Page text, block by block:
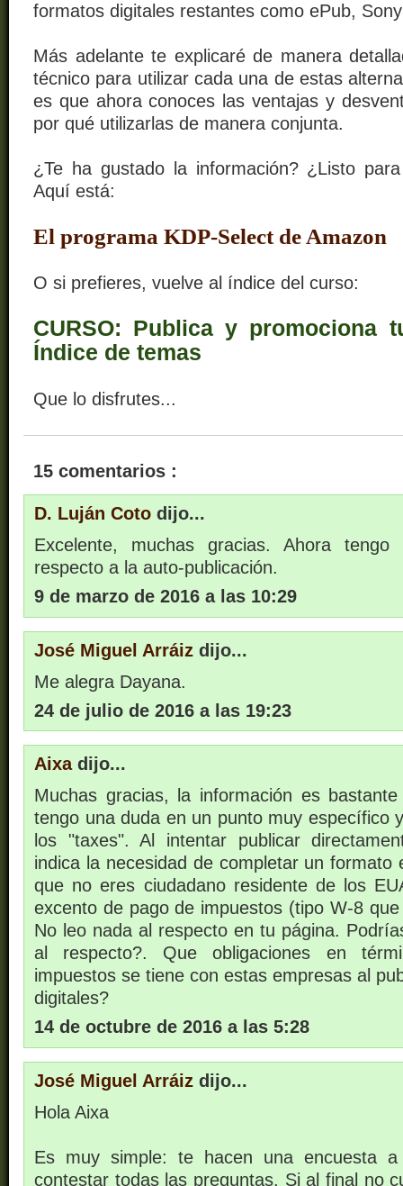
formatos digitales restantes como ePub,
Más adelante te explicaré de manera
técnico para utilizar cada una de estas
es que ahora conoces las ventajas y
por qué utilizarlas de manera conjunta.
¿Te ha gustado la información? ¿Listo
Aquí está:
El programa KDP-Select de Amazon
O si prefieres, vuelve al índice del curso:
CURSO: Publica y promociona
Índice de temas
Que lo disfrutes...
15 comentarios :
D. Luján Coto dijo...
Excelente, muchas gracias. Ahora
respecto a la auto-publicación.
9 de marzo de 2016 a las 10:29
José Miguel Arráiz dijo...
Me alegra Dayana.
24 de julio de 2016 a las 19:23
Aixa dijo...
Muchas gracias, la información es
tengo una duda en un punto muy específico
los "taxes". Al intentar publicar
indica la necesidad de completar un formato
que no eres ciudadano residente de los
excento de pago de impuestos (tipo W-8
No leo nada al respecto en tu página.
al respecto?. Que obligaciones en
impuestos se tiene con estas empresas al
digitales?
14 de octubre de 2016 a las 5:28
José Miguel Arráiz dijo...
Hola Aixa
Es muy simple: te hacen una encuesta
contestar todas las preguntas. Si al final no